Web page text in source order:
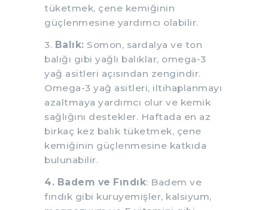
tüketmek, çene kemiğinin
güçlenmesine yardımcı olabilir.
3. Balık: Somon, sardalya ve ton
balığı gibi yağlı balıklar, omega-3
yağ asitleri açısından zengindir.
Omega-3 yağ asitleri, iltihaplanmayı
azaltmaya yardımcı olur ve kemik
sağlığını destekler. Haftada en az
birkaç kez balık tüketmek, çene
kemiğinin güçlenmesine katkıda
bulunabilir.
4. Badem ve Fındık: Badem ve
fındık gibi kuruyemişler, kalsiyum,